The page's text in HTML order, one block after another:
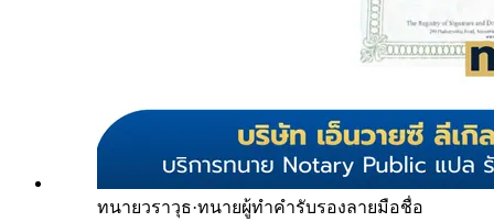
ทนายวราวุธ·ทนายผู้ทำคำรับรองลายมือชื่อ